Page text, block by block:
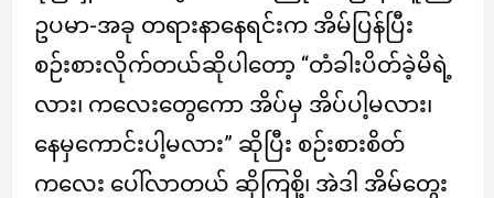
ဥပမာ-အခု တရားနာနေရင်းက အိမ်ပြန်ပြီး
စဉ်းစားလိုက်တယ်ဆိုပါတော့ “တံခါးပိတ်ခဲ့မိရဲ့
လား၊ ကလေးတွေကော အိပ်မှ အိပ်ပါ့မလား၊
နေမှကောင်းပါ့မလား” ဆိုပြီး စဉ်းစားစိတ်
ကလေး ပေါ်လာတယ် ဆိုကြစို့၊ အဲဒါ အိမ်တွေး